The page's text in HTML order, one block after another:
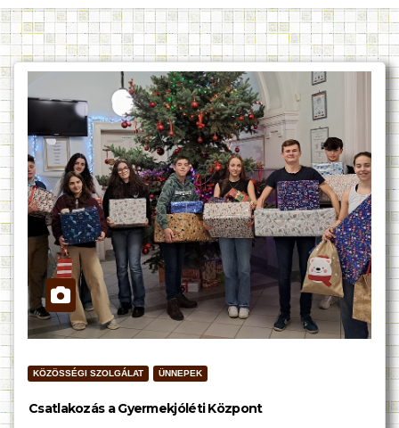
KÖZÖSSÉGI SZOLGÁLAT ÜNNEPEK
Csatlakozás a Gyermekjóléti Központ